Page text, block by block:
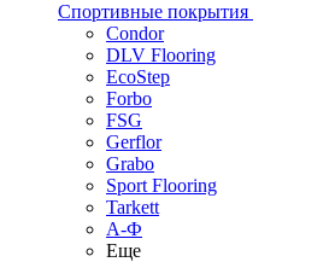
Спортивные покрытия
Condor
DLV Flooring
EcoStep
Forbo
FSG
Gerflor
Grabo
Sport Flooring
Tarkett
А-Ф
Еще